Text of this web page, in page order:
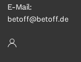
E-Mail:
betoff@betoff.de